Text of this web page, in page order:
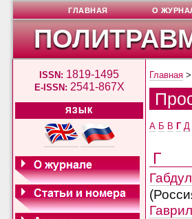
ISSN: 1819-1495
E-ISSN: 2541-867X
ЯЗЫК
ГЛАВНАЯ О
Главная >
А Б В Г Д
Г